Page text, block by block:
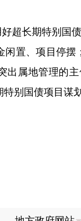
长期特别国债
闲置、项目停
出属地管理的
别国债项目谋